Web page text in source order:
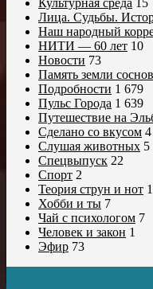
Лица. Судьбы.
Наш народный
НИТИ — 60 лет 10
Новости 73
Память земли
Подробности 1 679
Пульс Города 1 639
Путешествие на
Сделано со вкусом 4
Слушая животных 5
Спецвыпуск 22
Спорт 2
Теория струн и нот
Хобби и ты 7
Чай с психологом 7
Человек и закон 1
Эфир 73